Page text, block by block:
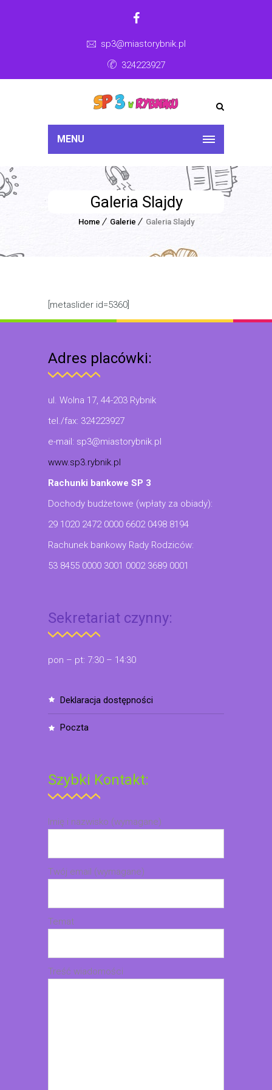
sp3@miastorybnik.pl
324223927
MENU
Galeria Slajdy
Home Galerie Galeria Slajdy
[metaslider id=5360]
Adres placówki:
ul. Wolna 17, 44-203 Rybnik
tel./fax: 324223927
e-mail: sp3@miastorybnik.pl
www.sp3.rybnik.pl
Rachunki bankowe SP 3
Dochody budżetowe (wpłaty za obiady):
29 1020 2472 0000 6602 0498 8194
Rachunek bankowy Rady Rodziców:
53 8455 0000 3001 0002 3689 0001
Sekretariat czynny:
pon – pt: 7:30 – 14:30
deklaracja dostępności
poczta
Szybki Kontakt:
Imię i nazwisko (wymagane)
Twój email (wymagane)
Temat
Treść wiadomości